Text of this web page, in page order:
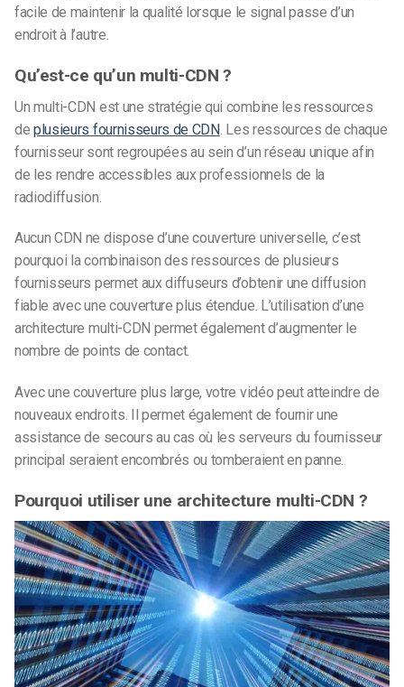
facile de maintenir la qualité lorsque le signal passe d’un
endroit à l’autre.
Qu’est-ce qu’un multi-CDN ?
Un multi-CDN est une stratégie qui combine les ressources
deplusieurs fournisseurs de CDN. Les ressources de chaque
fournisseur sont regroupées au sein d’un réseau unique afin
de les rendre accessibles aux professionnels de la
radiodiffusion.
Aucun CDN ne dispose d’une couverture universelle, c’est
pourquoi la combinaison des ressources de plusieurs
fournisseurs permet aux diffuseurs d’obtenir une diffusion
fiable avec une couverture plus étendue. L’utilisation d’une
architecture multi-CDN permet également d’augmenter le
nombre de points de contact.
Avec une couverture plus large, votre vidéo peut atteindre de
nouveaux endroits. Il permet également de fournir une
assistance de secours au cas où les serveurs du fournisseur
principal seraient encombrés ou tomberaient en panne.
Pourquoi utiliser une architecture multi-CDN ?